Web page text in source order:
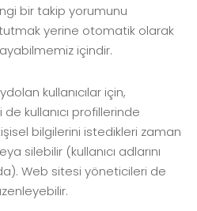
bir takip yorumunu
yerine otomatik olarak
içindir.
kullanıcılar için,
de kullanıcı profillerinde
bilgilerini istedikleri zaman
silebilir (kullanıcı adlarını
Web sitesi yöneticileri de